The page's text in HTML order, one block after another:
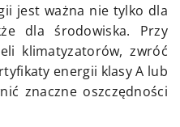
jest ważna nie tylko dla
dla środowiska. Przy
klimatyzatorów, zwróć
energii klasy A lub
znaczne oszczędności